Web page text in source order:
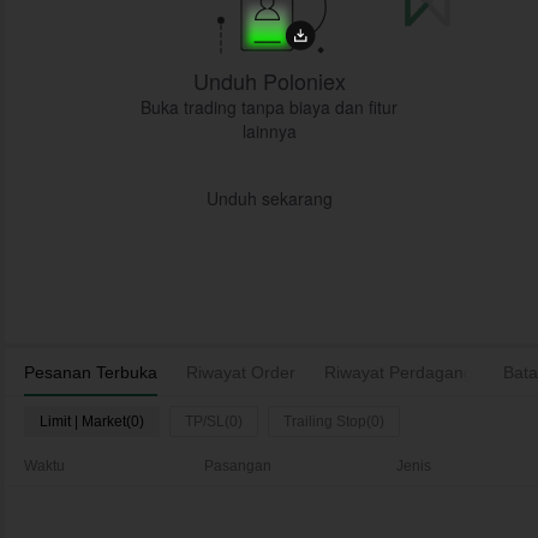
Pesanan Terbuka Riwayat Order Riwayat Perdagangan
Limit | Market(0) TP/SL(0) Trailing Stop(0)
Waktu Pasangan Jenis
Unduh Poloniex
Buka trading tanpa biaya dan fitur
lainnya
Unduh sekarang